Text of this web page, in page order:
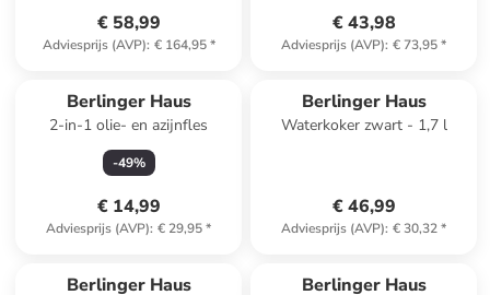
€ 58,99
Adviesprijs (AVP): € 164,95*
€ 43,98
Adviesprijs (AVP): € 73,95*
Berlinger Haus
2-in-1 olie- en azijnfles
-49%
€ 14,99
Adviesprijs (AVP): € 29,95*
Berlinger Haus
Waterkoker zwart - 1,7 l
€ 46,99
Adviesprijs (AVP): € 30,32*
Berlinger Haus Berlinger Haus